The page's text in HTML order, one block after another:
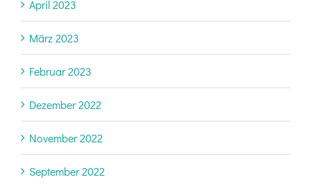
April 2023
März 2023
Februar 2023
Dezember 2022
November 2022
September 2022